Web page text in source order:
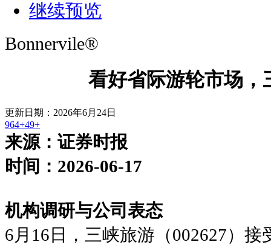
继续预览
Bonnervile®
看好省际游轮市场，
更新日期：2026年6月24日
964+49+
来源：证券时报
时间：2026-06-17
机构调研与公司表态
6月16日，三峡旅游（002627）